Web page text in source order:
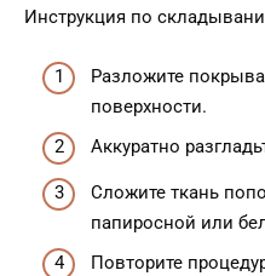
Инструкция по
Разложите
поверхности.
Аккуратно
Сложите ткань
папиросной или
Повторите